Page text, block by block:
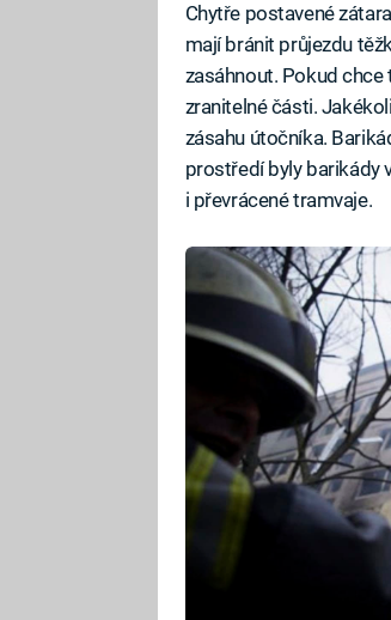
Chytře postavené
mají bránit průjezdu
zasáhnout. Pokud
zranitelné části.
zásahu útočníka.
prostředí byly barikády
i převrácené tramvaje.